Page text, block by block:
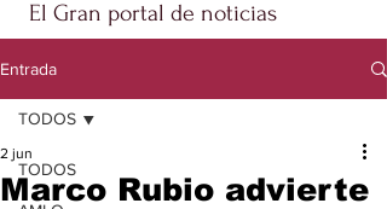
El Gran portal de noticias
Entrada
TODOS
TODOS
Marco Rubio advierte
2 jun